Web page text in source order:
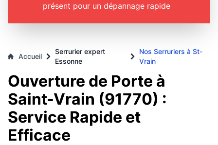
présent pour un dépannage rapide
Accueil
Serrurier expert
Essonne
Nos Serruriers à St-
Vrain
Ouverture de Porte à
Saint-Vrain (91770) :
Service Rapide et
Efficace